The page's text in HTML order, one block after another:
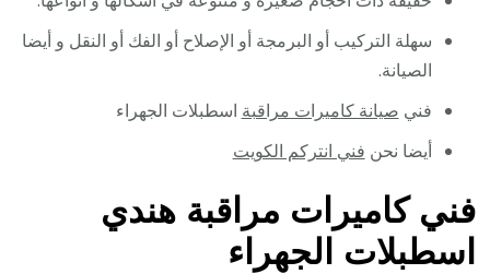
سهلة التركيب أو البرمجة أو الإصلاح أو الفك أو النقل و أيضا
الصيانة.
فني صيانة كاميرات مراقبة اسطبلات الجهراء
أيضا نحن فني انتركم الكويت
فني كاميرات مراقبة هندي
اسطبلات الجهراء